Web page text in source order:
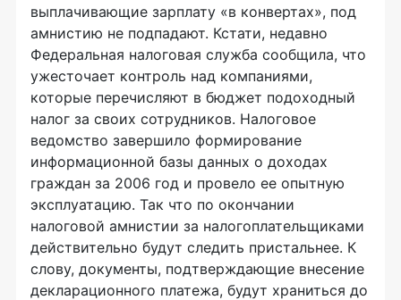
выплачивающие зарплату «в конвертах», под
амнистию не подпадают. Кстати, недавно
Федеральная налоговая служба сообщила, что
ужесточает контроль над компаниями,
которые перечисляют в бюджет подоходный
налог за своих сотрудников. Налоговое
ведомство завершило формирование
информационной базы данных о доходах
граждан за 2006 год и провело ее опытную
эксплуатацию. Так что по окончании
налоговой амнистии за налогоплательщиками
действительно будут следить пристальнее. К
слову, документы, подтверждающие внесение
декларационного платежа, будут храниться до